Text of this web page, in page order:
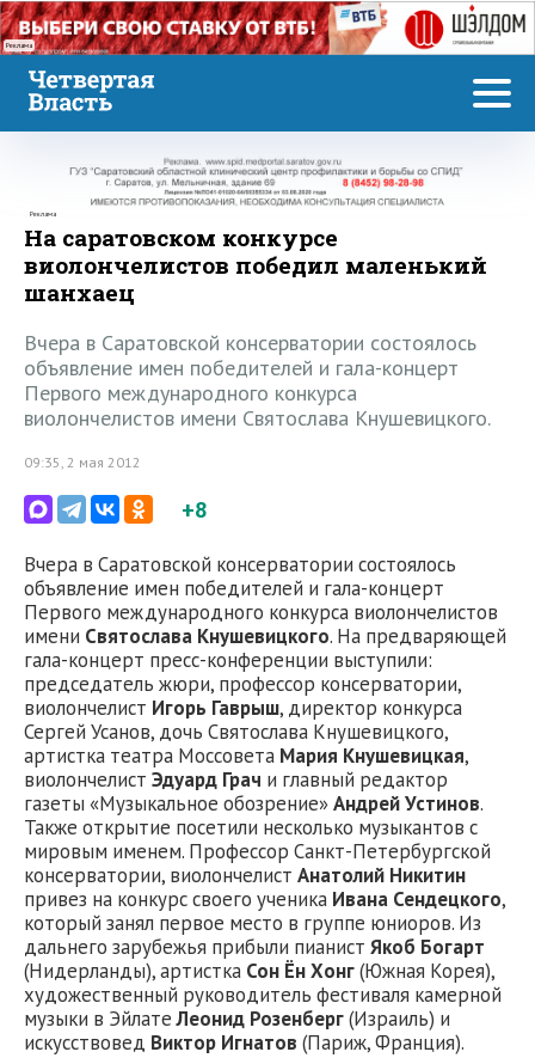
Реклама
Реклама
На саратовском конкурсе
виолончелистов победил маленький
шанхаец
Вчера в Саратовской консерватории состоялось
объявление имен победителей и гала-концерт
Первого международного конкурса
виолончелистов имени Святослава Кнушевицкого.
09:35, 2 мая 2012
+8
Вчера в Саратовской консерватории состоялось
объявление имен победителей и гала-концерт
Первого международного конкурса виолончелистов
имени Святослава Кнушевицкого. На предваряющей
гала-концерт пресс-конференции выступили:
председатель жюри, профессор консерватории,
виолончелист Игорь Гаврыш, директор конкурса
Сергей Усанов, дочь Святослава Кнушевицкого,
артистка театра Моссовета Мария Кнушевицкая,
виолончелист Эдуард Грач и главный редактор
газеты «Музыкальное обозрение»Андрей Устинов.
Также открытие посетили несколько музыкантов с
мировым именем. Профессор Санкт-Петербургской
консерватории, виолончелист Анатолий Никитин
привез на конкурс своего ученика Ивана Сендецкого,
который занял первое место в группе юниоров. Из
дальнего зарубежья прибыли пианист Якоб Богарт
(Нидерланды), артистка Сон Ён Хонг(Южная Корея),
художественный руководитель фестиваля камерной
музыки в ЭйлатеЛеонид Розенберг(Израиль) и
искусствовед Виктор Игнатов (Париж, Франция).